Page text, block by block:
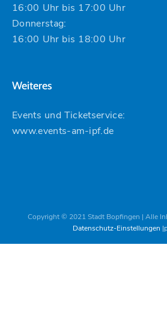
16:00 Uhr bis 17:00 Uhr
Donnerstag:
16:00 Uhr bis 18:00 Uhr
Weiteres
Events und Ticketservice:
www.events-am-ipf.de
Copyright © 2021 Stadt Bopfingen | Alle
Datenschutz-Einstellungen